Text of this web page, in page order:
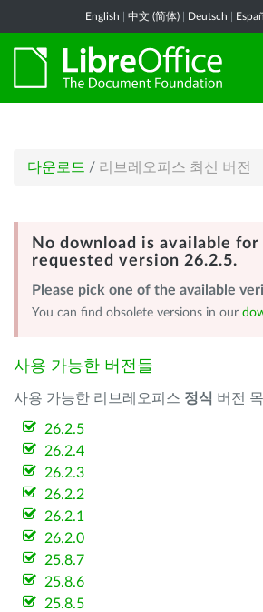
English 中文 (简体) Deutsch
다운로드 / 리브레오피스 최신 버전
No download is available for
requested version 26.2.5.
Please pick one of the available
You can find obsolete versions in our
사용 가능한 버전들
사용 가능한 리브레오피스 정식 버전
26.2.5
26.2.4
26.2.3
26.2.2
26.2.1
26.2.0
25.8.7
25.8.6
25.8.5